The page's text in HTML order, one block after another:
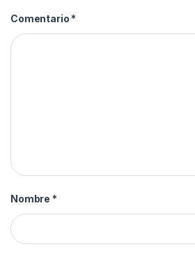
Comentario *
Nombre *